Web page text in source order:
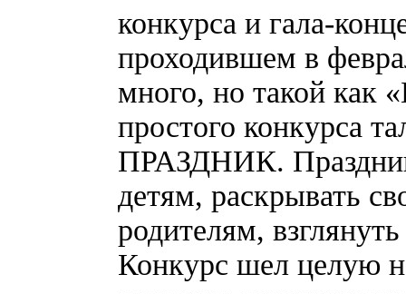
конкурса и гала-
проходившем в
много, но такой как
простого конкурса
ПРАЗДНИК.
детям, раскрывать
родителям,
Конкурс шел целую